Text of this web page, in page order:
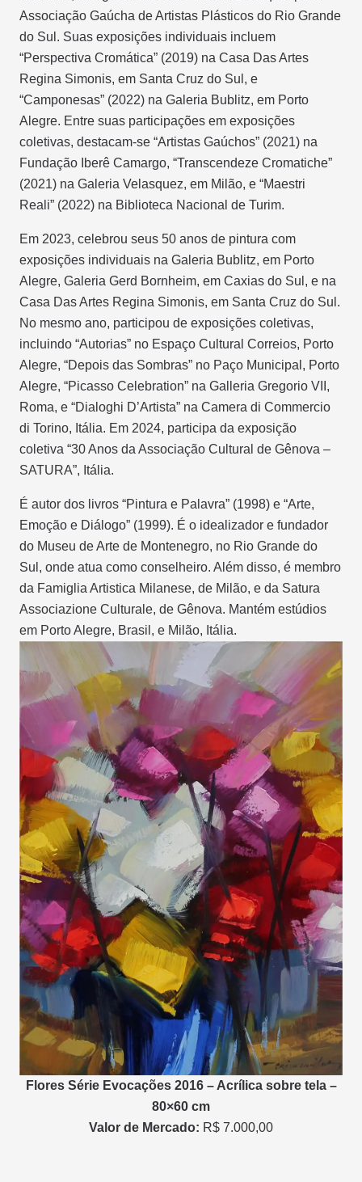
Associação Gaúcha de Artistas Plásticos do Rio Grande
do Sul. Suas exposições individuais incluem
“Perspectiva Cromática” (2019) na Casa Das Artes
Regina Simonis, em Santa Cruz do Sul, e
“Camponesas” (2022) na Galeria Bublitz, em Porto
Alegre. Entre suas participações em exposições
coletivas, destacam-se “Artistas Gaúchos” (2021) na
Fundação Iberê Camargo, “Transcendeze Cromatiche”
(2021) na Galeria Velasquez, em Milão, e “Maestri
Reali” (2022) na Biblioteca Nacional de Turim.
Em 2023, celebrou seus 50 anos de pintura com
exposições individuais na Galeria Bublitz, em Porto
Alegre, Galeria Gerd Bornheim, em Caxias do Sul, e na
Casa Das Artes Regina Simonis, em Santa Cruz do Sul.
No mesmo ano, participou de exposições coletivas,
incluindo “Autorias” no Espaço Cultural Correios, Porto
Alegre, “Depois das Sombras” no Paço Municipal, Porto
Alegre, “Picasso Celebration” na Galleria Gregorio VII,
Roma, e “Dialoghi D’Artista” na Camera di Commercio
di Torino, Itália. Em 2024, participa da exposição
coletiva “30 Anos da Associação Cultural de Gênova –
SATURA”, Itália.
É autor dos livros “Pintura e Palavra” (1998) e “Arte,
Emoção e Diálogo” (1999). É o idealizador e fundador
do Museu de Arte de Montenegro, no Rio Grande do
Sul, onde atua como conselheiro. Além disso, é membro
da Famiglia Artistica Milanese, de Milão, e da Satura
Associazione Culturale, de Gênova. Mantém estúdios
em Porto Alegre, Brasil, e Milão, Itália.
Flores Série Evocações 2016 – Acrílica sobre tela –
80×60 cm
Valor de Mercado: R$ 7.000,00